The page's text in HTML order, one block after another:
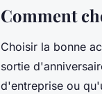
Comment
Choisir la bonne
sortie
d'entreprise ou